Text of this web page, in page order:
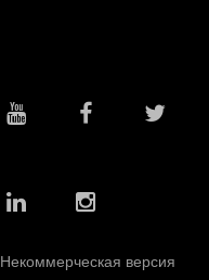
Некоммерческая версия